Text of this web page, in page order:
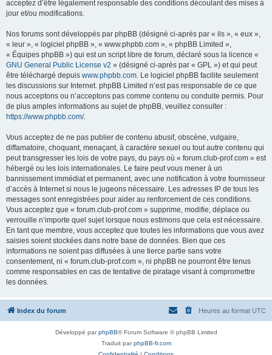
acceptez d’être légalement responsable des conditions découlant des mises à
jour et/ou modifications.
Nos forums sont développés par phpBB (désigné ci-après par « ils », « eux »,
« leur », « logiciel phpBB », « www.phpbb.com », « phpBB Limited »,
« Équipes phpBB ») qui est un script libre de forum, déclaré sous la licence «
GNU General Public License v2 » (désigné ci-après par « GPL ») et qui peut
être téléchargé depuis www.phpbb.com. Le logiciel phpBB facilite seulement
les discussions sur Internet. phpBB Limited n’est pas responsable de ce que
nous acceptons ou n’acceptons pas comme contenu ou conduite permis. Pour
de plus amples informations au sujet de phpBB, veuillez consulter :
https://www.phpbb.com/.
Vous acceptez de ne pas publier de contenu abusif, obscène, vulgaire,
diffamatoire, choquant, menaçant, à caractère sexuel ou tout autre contenu qui
peut transgresser les lois de votre pays, du pays où « forum.club-prof.com » est
hébergé ou les lois internationales. Le faire peut vous mener à un
bannissement immédiat et permanent, avec une notification à votre fournisseur
d’accès à Internet si nous le jugeons nécessaire. Les adresses IP de tous les
messages sont enregistrées pour aider au renforcement de ces conditions.
Vous acceptez que « forum.club-prof.com » supprime, modifie, déplace ou
verrouille n’importe quel sujet lorsque nous estimons que cela est nécessaire.
En tant que membre, vous acceptez que toutes les informations que vous avez
saisies soient stockées dans notre base de données. Bien que ces
informations ne soient pas diffusées à une tierce partie sans votre
consentement, ni « forum.club-prof.com », ni phpBB ne pourront être tenus
comme responsables en cas de tentative de piratage visant à compromettre
les données.
Index du forum Heures au format UTC
Développé parphpBB® Forum Software © phpBB Limited
Traduit parphpBB-fr.com